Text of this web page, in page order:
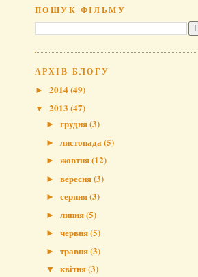
ПОШУК ФІЛЬМУ
АРХІВ БЛОГУ
► 2014(49)
▼ 2013 (47)
► грудня(3)
► листопада (5)
► жовтня(12)
► вересня(3)
► серпня(3)
► липня(5)
► червня(5)
► травня(3)
▼ квітня(3)